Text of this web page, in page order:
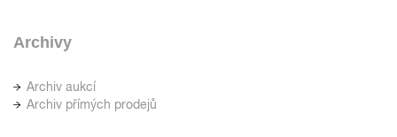
Archivy
Archiv aukcí
Archiv přímých prodejů